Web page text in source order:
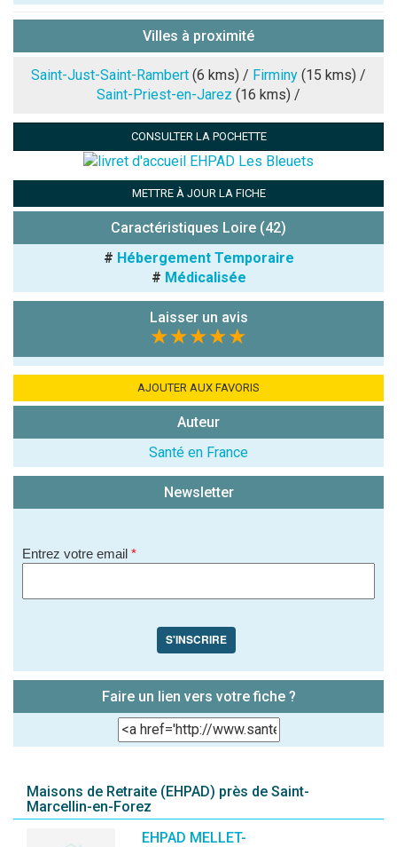
Note que vous souhaitez attribuer :
7x4 (en
Avis sur
l'établissement
:
(En cliquant sur 'Valider', j'accepte que mon avis
soit publié sur le site.)
Villes à proximité
Saint-Just-Saint-Rambert (6 kms) / Firminy (15 kms) /
Saint-Priest-en-Jarez (16 kms) /
CONSULTER LA POCHETTE
METTRE À JOUR LA FICHE
Caractéristiques Loire (42)
# Hébergement Temporaire
# Médicalisée
Laisser un avis
★★★★★
AJOUTER AUX FAVORIS
Auteur
Santé en France
Newsletter
Entrez votre email *
S'INSCRIRE
Faire un lien vers votre fiche ?
Maisons de Retraite (EHPAD) près de Saint-
Marcellin-en-Forez
EHPAD MELLET-